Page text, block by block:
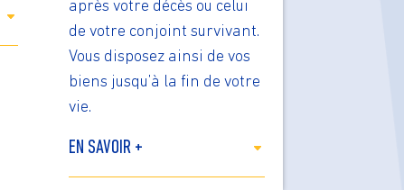
après votre décès ou celui
de votre conjoint survivant.
Vous disposez ainsi de vos
biens jusqu’à la fin de votre
vie.
EN SAVOIR +